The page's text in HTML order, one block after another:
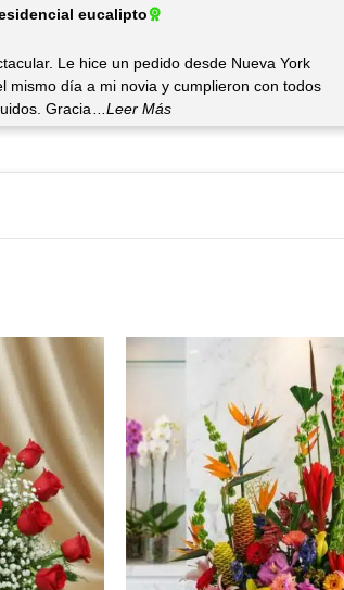
eucalipto
Le hice un pedido desde Nueva York
mismo día a mi novia y cumplieron con todos
Gracia
...Leer Más